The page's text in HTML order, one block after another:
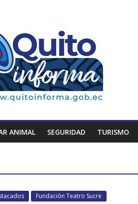
ANIMAL SEGURIDAD TURISMO
Fundación Teatro Sucre